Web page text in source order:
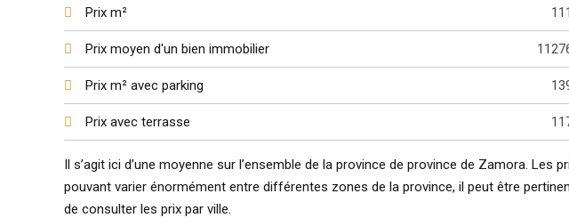
Prix m²
Prix moyen d'un bien immobilier
Prix m² avec parking
Prix avec terrasse
Il s’agit ici d’une moyenne sur l’ensemble de la province de province de Zamora. Les
pouvant varier énormément entre différentes zones de la province, il peut être
de consulter les prix par ville.